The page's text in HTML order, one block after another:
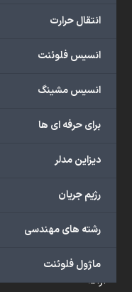
انتقال حرارت
انسیس فلوئنت
انسیس مشینگ
برای حرفه ای ها
دیزاین مدلر
رژیم جریان
رشته های مهندسی
ماژول فلوئنت
(CFD)
هستند.
ما
گسترده‌ای
با
دانشگاهی،
صنعتی
...
ارائه